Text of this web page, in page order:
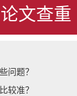
论文查重
问题？
较准？